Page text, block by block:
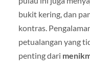
bukit kering, dan
kontras.
petualangan yang
penting dari